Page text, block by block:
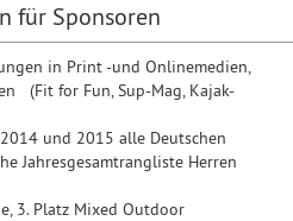
für Sponsoren
in Print -und Onlinemedien,
(Fit for Fun, Sup-Mag, Kajak-
und 2015 alle Deutschen
Jahresgesamtrangliste Herren
3. Platz Mixed Outdoor